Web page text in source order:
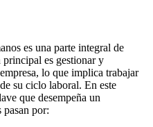
es una parte integral de
es gestionar y
lo que implica trabajar
su ciclo laboral. En este
que desempeña un
pasan por: